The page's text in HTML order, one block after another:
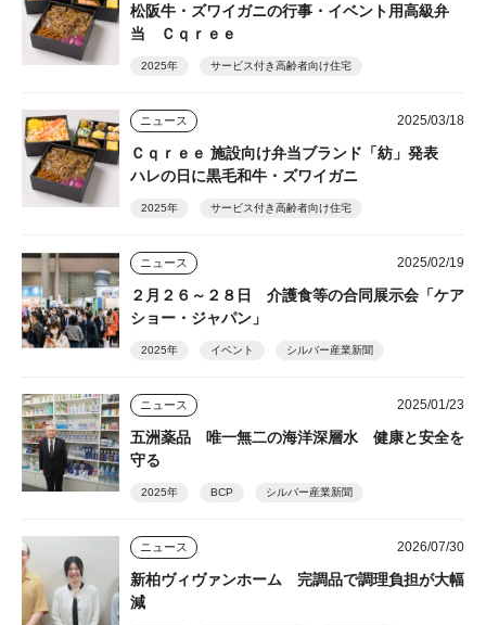
松阪牛・ズワイガニの行事・イベント用高級弁
当 Ｃｑｒｅｅ
2025年 サービス付き高齢者向け住宅
ニュース 2025/03/18
Ｃｑｒｅｅ 施設向け弁当ブランド「紡」発表
ハレの日に黒毛和牛・ズワイガニ
2025年 サービス付き高齢者向け住宅
ニュース 2025/02/19
２月２６～２８日 介護食等の合同展示会「ケア
ショー・ジャパン」
2025年 イベント シルバー産業新聞
ニュース 2025/01/23
五洲薬品 唯一無二の海洋深層水 健康と安全を
守る
2025年 BCP シルバー産業新聞
ニュース 2026/07/30
新柏ヴィヴァンホーム 完調品で調理負担が大幅
減